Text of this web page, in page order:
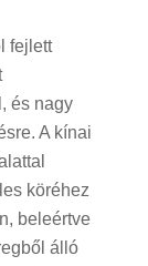
fejlett
és nagy
A kínai
köréhez
beleértve
álló